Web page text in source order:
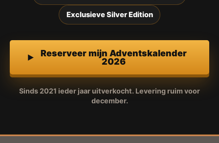
Exclusieve Silver Edition
Reserveer mijn Adventskalender
2026
Sinds 2021 ieder jaar uitverkocht. Levering ruim voor
december.